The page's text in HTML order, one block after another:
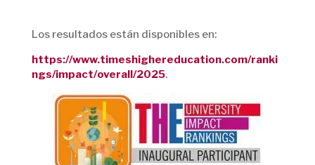
Los resultados están disponibles en:
https://www.timeshighereducation.com/ranki
ngs/impact/overall/2025.